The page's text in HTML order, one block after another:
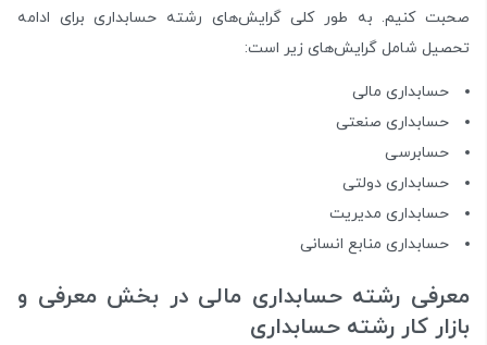
صحبت کنیم. به طور کلی گرایش‌های رشته حسابداری برای ادامه
تحصیل شامل گرایش‌های زیر است:
حسابداری مالی
حسابداری صنعتی
حسابرسی
حسابداری دولتی
حسابداری مدیریت
حسابداری منابع انسانی
معرفی رشته حسابداری مالی در بخش معرفی و
بازار کار رشته حسابداری